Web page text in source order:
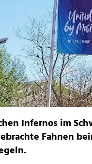
Infernos im
Fahnen